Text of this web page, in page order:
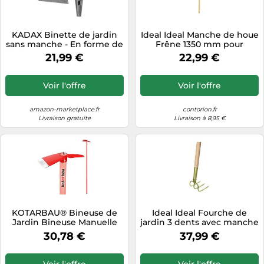
KADAX Binette de jardin
sans manche - En forme de
trapèze - Sarcloir en acier -
Pour désherber et hacher
les mauvaises herbes - Noir
- 14 cm
21,99 €
Voir l'offre
amazon-marketplace.fr
Livraison gratuite
Ideal Ideal Manche de houe
Frêne 1350 mm pour
binette de jardin Quantité:1
22,99 €
Voir l'offre
contorion.fr
Livraison à 8,95 €
KOTARBAU® Bineuse de
Jardin Bineuse Manuelle
105 x 80 mm avec Manche
120 cm Bineuse de
marquage Bineuse de
30,78 €
Ideal Ideal Fourche de
jardin 3 dents avec manche
135 cm Quantité:1
37,99 €